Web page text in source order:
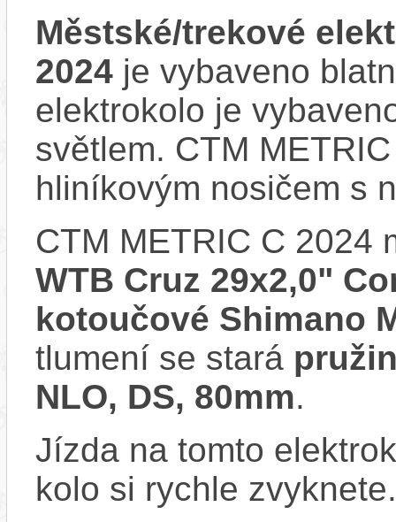
Městské/trekové
2024 je vybaveno
elektrokolo je
světlem. CTM
hliníkovým nosičem s
CTM METRIC C 2024
WTB Cruz 29x2,0"
kotoučové Shimano
tlumení se stará
NLO, DS, 80mm.
Jízda na tomto
kolo si rychle zvyknete.